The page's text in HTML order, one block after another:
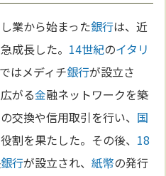
業から始まった銀行は、近
成長した。 14世紀のイタリ
はメディチ銀行が設立さ
がる金融ネットワークを築
交換や信用取引を行い、 国
割を果たした。その後、 18
銀行が設立され、紙幣の発行